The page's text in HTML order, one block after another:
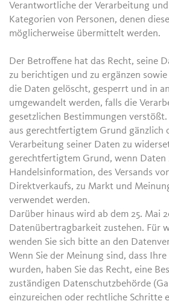
Verantwortliche der Verarbeitung und
Kategorien von Personen, denen
möglicherweise übermittelt werden.
Der Betroffene hat das Recht, seine
zu berichtigen und zu ergänzen
die Daten gelöscht, gesperrt und in
umgewandelt werden, falls die
gesetzlichen Bestimmungen verstößt.
aus gerechtfertigtem Grund gänzlich
Verarbeitung seiner Daten zu
gerechtfertigtem Grund, wenn Daten
Handelsinformation, des Versands
Direktverkaufs, zu Markt und
verwendet werden.
Darüber hinaus wird ab dem 25. Mai
Datenübertragbarkeit zustehen. Für
wenden Sie sich bitte an den
Wenn Sie der Meinung sind, dass
wurden, haben Sie das Recht, eine
zuständigen Datenschutzbehörde
einzureichen oder rechtliche Schritte